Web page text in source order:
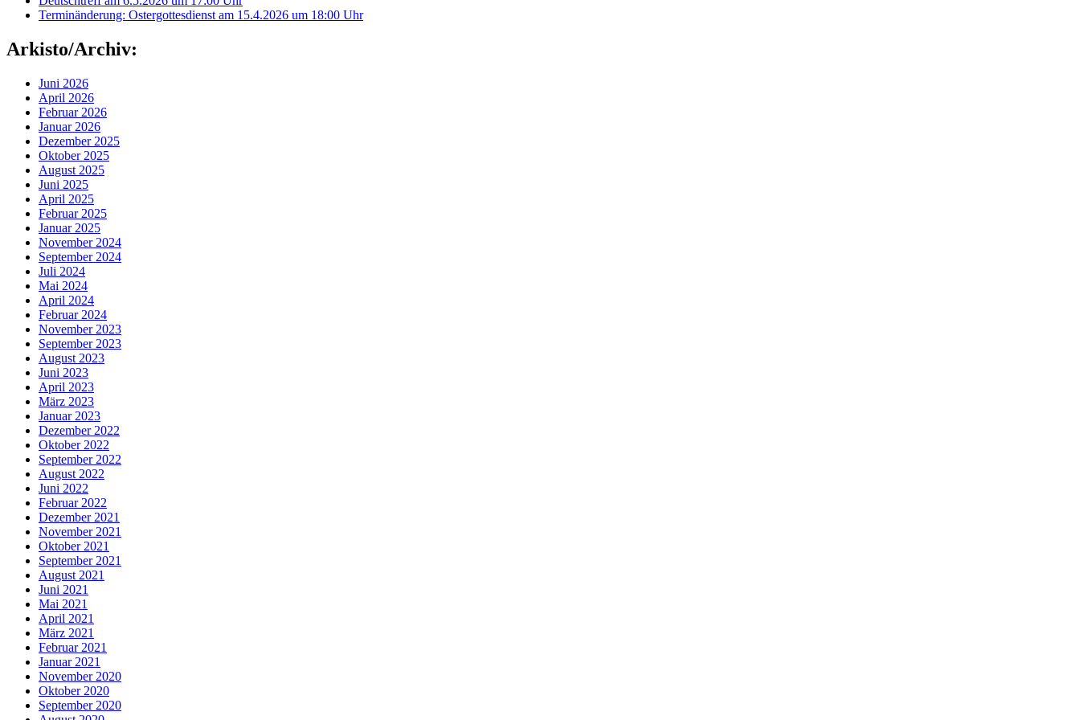
Terminänderung: Ostergottesdienst am 15.4.2026 um 18:00 Uhr
Arkisto/Archiv:
Juni 2026
April 2026
Februar 2026
Januar 2026
Dezember 2025
Oktober 2025
August 2025
Juni 2025
April 2025
Februar 2025
Januar 2025
November 2024
September 2024
Juli 2024
Mai 2024
April 2024
Februar 2024
November 2023
September 2023
August 2023
Juni 2023
April 2023
März 2023
Januar 2023
Dezember 2022
Oktober 2022
September 2022
August 2022
Juni 2022
Februar 2022
Dezember 2021
November 2021
Oktober 2021
September 2021
August 2021
Juni 2021
Mai 2021
April 2021
März 2021
Februar 2021
Januar 2021
November 2020
Oktober 2020
September 2020